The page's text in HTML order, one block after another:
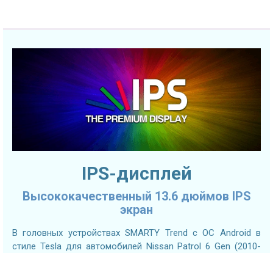
IPS-дисплей
Высококачественный 13.6 дюймов IPS
экран
В головных устройствах SMARTY Trend с ОС Android в
стиле Tesla для автомобилей Nissan Patrol 6 Gen (2010-